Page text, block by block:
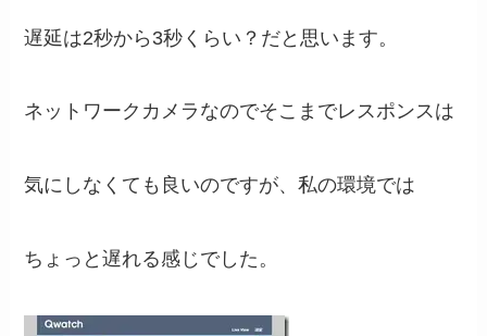
遅延は2秒から3秒くらい？だと思います。
ネットワークカメラなのでそこまでレスポンスは
気にしなくても良いのですが、私の環境では
ちょっと遅れる感じでした。